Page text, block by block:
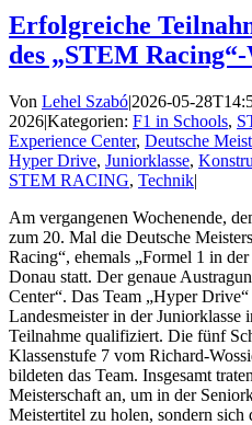
Erfolgreiche
des „STEM
Von Lehel Szabó|2026-05-
2026|Kategorien: F1 in Schools,
Experience Center, Deutsche
Hyper Drive, Juniorklasse,
STEM RACING, Technik|
Am vergangenen Wochenende,
zum 20. Mal die Deutsche
Racing“, ehemals „Formel 1 in
Donau statt. Der genaue
Center“. Das Team „Hyper
Landesmeister in der
Teilnahme qualifiziert. Die fünf
Klassenstufe 7 vom Richard-
bildeten das Team. Insgesamt
Meisterschaft an, um in der
Meistertitel zu holen, sondern sich